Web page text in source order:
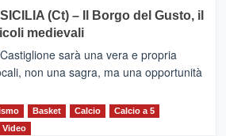
(Ct) – Il Borgo del Gusto, il
medievali
sarà una vera e propria
non una sagra, ma una opportunità
Basket Calcio
Calcio a 5
Video